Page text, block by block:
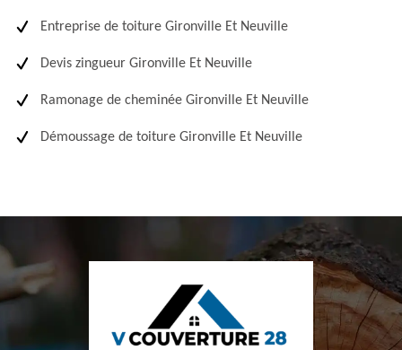
Entreprise de toiture Gironville Et Neuville
Devis zingueur Gironville Et Neuville
Ramonage de cheminée Gironville Et Neuville
Démoussage de toiture Gironville Et Neuville